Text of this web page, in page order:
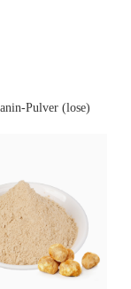
Pulver (lose)